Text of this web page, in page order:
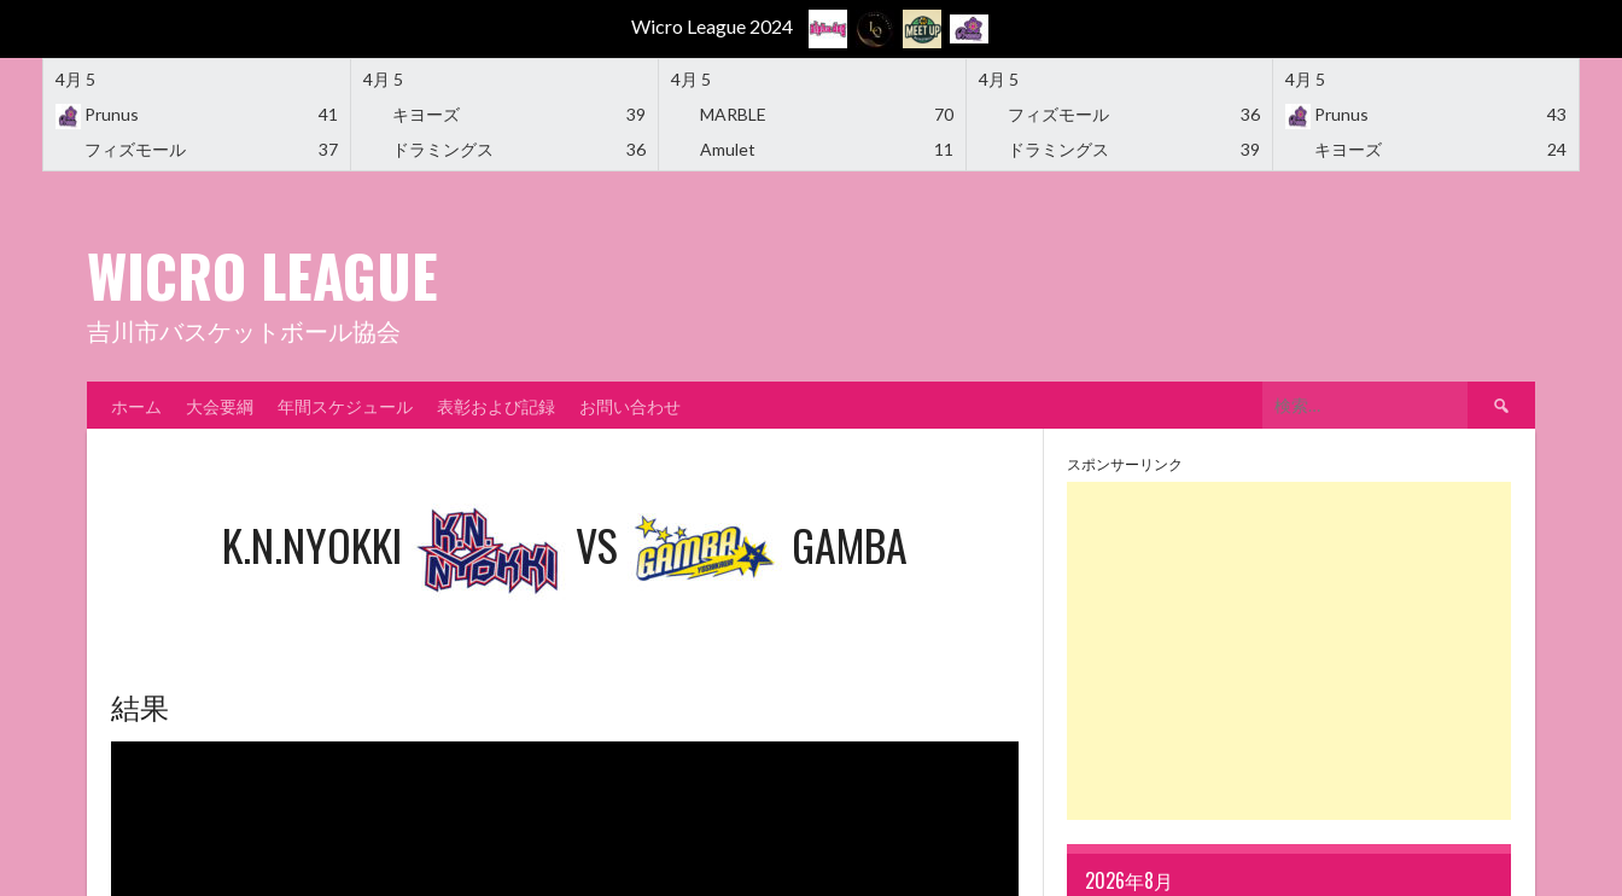
Wicro League 2024
4月 5
Prunus
41
フィズモール
37
4月 5
キヨーズ
39
ドラミングス
36
4月 5
MARBLE
70
Amulet
11
4月 5
フィズモール
36
ドラミングス
39
4月 5
Prunus
43
キヨーズ
24
WICRO LEAGUE
吉川市バスケットボール協会
ホーム 大会要綱 年間スケジュール 表彰および記録 お問い合わせ
索:
K.N.NYOKKI VS GAMBA
結果
スポンサーリンク
2026年8月